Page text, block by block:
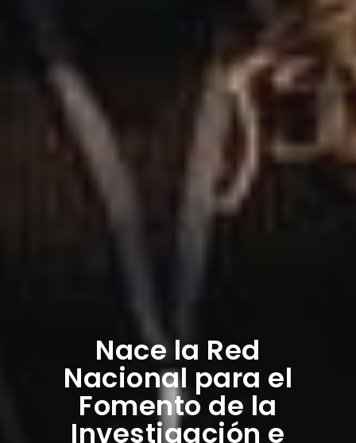
Nace la Red
Nacional para el
Fomento de la
Investigación e